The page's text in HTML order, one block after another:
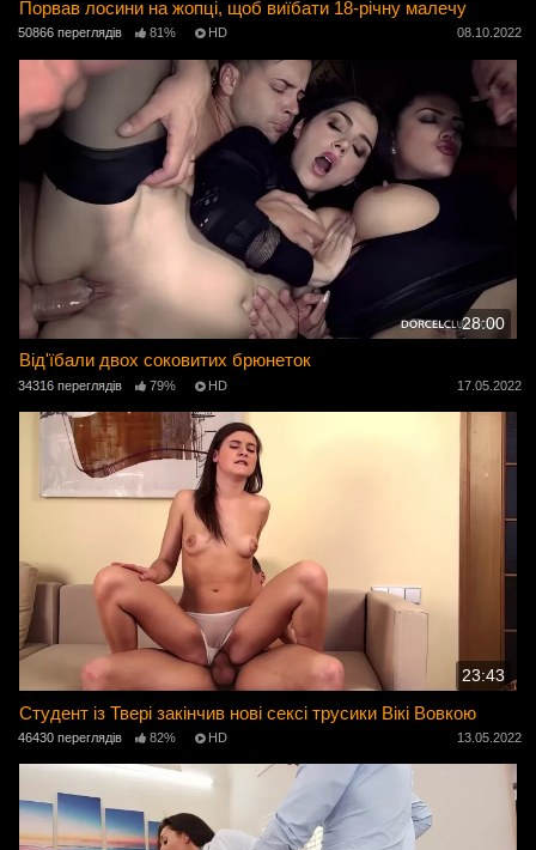
Порвав лосини на жопці, щоб виїбати 18-річну малечу
50866 переглядів 81% HD 08.10.2022
28:00
Від'їбали двох соковитих брюнеток
34316 переглядів 79% HD 17.05.2022
23:43
Студент із Твері закінчив нові сексі трусики Вікі Вовкою
46430 переглядів 82% HD 13.05.2022